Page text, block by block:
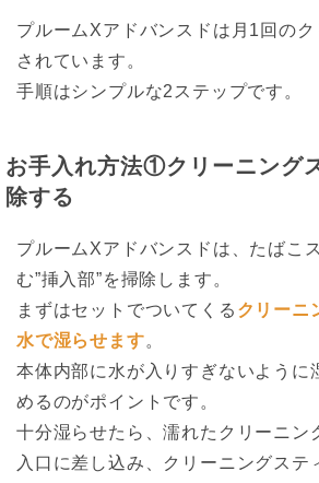
プルームXアドバンスドは月1回の
されています。
手順はシンプルな2ステップです。
お手入れ方法①クリーニング
除する
プルームXアドバンスドは、たばこ
む”挿入部”を掃除します。
まずはセットでついてくる クリーニ
水で湿らせます。
本体内部に水が入りすぎないように
めるのがポイントです。
十分湿らせたら、濡れたクリーニン
入口に差し込み、クリーニングステ